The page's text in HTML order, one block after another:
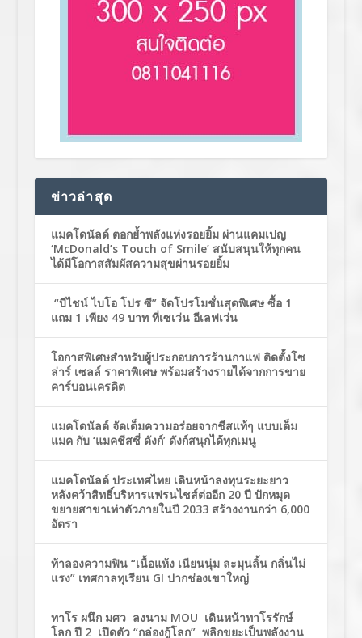
ข่าวล่าสุด
แมคโดนัลด์ ตอกย้ำพลังแห่งรอยยิ้ม ผ่านแคมเปญ
‘McDonald’s Touch of Smile’ สนับสนุนให้ทุกคน
ได้มีโอกาสสัมผัสความสุขผ่านรอยยิ้ม
“บีไชน์ ไบโอ โปร ซี” จัดโปรโมชั่นสุดพิเศษ ซื้อ 1
แถม 1 เพียง 49 บาท ที่เซเว่น อีเลฟเว่น
โอกาสพิเศษสำหรับผู้ประกอบการร้านกาแฟ ติดตั้งโซ
ล่าร์ เซลล์ ราคาพิเศษ พร้อมสร้างรายได้จากการขาย
คาร์บอนเครดิต
แมคโดนัลด์ จัดเต็มความอร่อยจากชีสแท้ๆ แบบเต็ม
แมค กับ ‘แมคชีสซี่ ดังก์’ ดังก์สนุกได้ทุกเมนู
แมคโดนัลด์ ประเทศไทย เดินหน้าลงทุนระยะยาว
หลังคว้าสิทธิ์บริหารแฟรนไชส์ต่ออีก 20 ปี ปักหมุด
ขยายสาขาเท่าตัวภายในปี 2033 สร้างงานกว่า 6,000
อัตรา
ท้าลองความฟิน “เนื้อแห้ง เนียนนุ่ม ละมุนลิ้น กลิ่นไม่
แรง” เทศกาลทุเรียน GI ปากช่องเขาใหญ่
ทาโร ผนึก มศว ลงนาม MOU เดินหน้าทาโรรักษ์
โลก ปี 2 เปิดตัว “กล่องกู้โลก” พลิกขยะเป็นพลังงาน